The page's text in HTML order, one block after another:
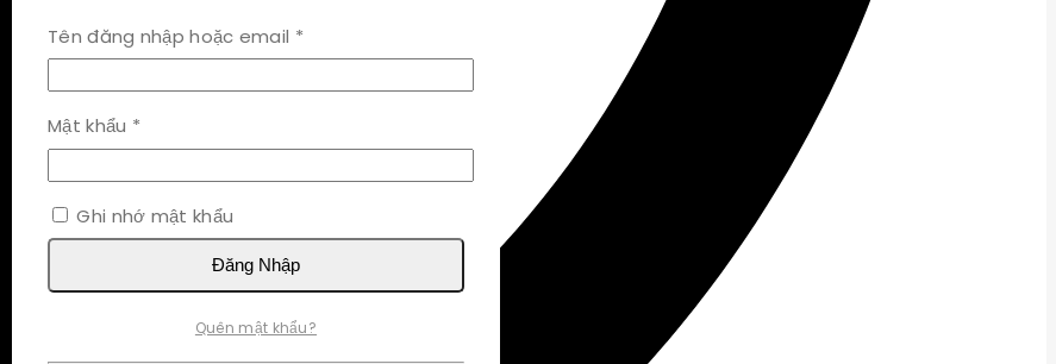
Tên đăng nhập hoặc email *Bắt
buộc
Mật khẩu *
buộc
Ghi nhớ mật khẩu
Đăng Nhập
Quên mật khẩu?